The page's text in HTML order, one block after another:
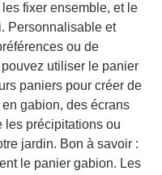
fixer ensemble, et le
Personnalisable et
ou de
utiliser le panier
paniers pour créer de
gabion, des écrans
les précipitations ou
jardin. Bon à savoir :
le panier gabion. Les